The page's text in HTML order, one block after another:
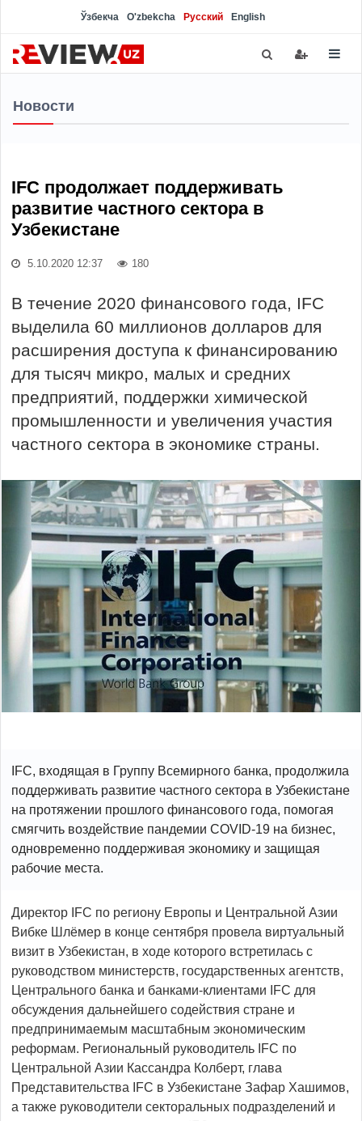
Ўзбекча O'zbekcha Русский English
Новости
IFC продолжает поддерживать
развитие частного сектора в
Узбекистане
5.10.2020 12:37 180
В течение 2020 финансового года, IFC
выделила 60 миллионов долларов для
расширения доступа к финансированию
для тысяч микро, малых и средних
предприятий, поддержки химической
промышленности и увеличения участия
частного сектора в экономике страны.
IFC, входящая в Группу Всемирного банка, продолжила
поддерживать развитие частного сектора в Узбекистане
на протяжении прошлого финансового года, помогая
смягчить воздействие пандемии COVID-19 на бизнес,
одновременно поддерживая экономику и защищая
рабочие места.
Директор IFC по региону Европы и Центральной Азии
Вибке Шлёмер в конце сентября провела виртуальный
визит в Узбекистан, в ходе которого встретилась с
руководством министерств, государственных агентств,
Центрального банка и банками-клиентами IFC для
обсуждения дальнейшего содействия стране и
предпринимаемым масштабным экономическим
реформам. Региональный руководитель IFC по
Центральной Азии Кассандра Колберт, глава
Представительства IFC в Узбекистане Зафар Хашимов,
а также руководители секторальных подразделений и